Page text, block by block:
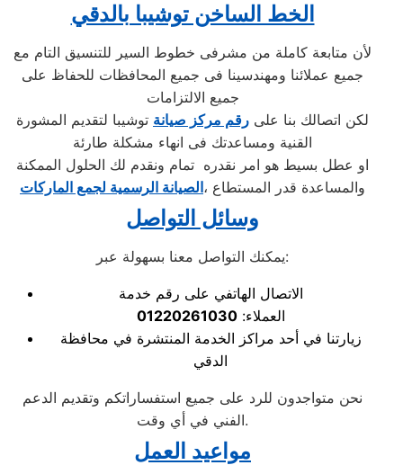
الخط الساخن توشيبا بالدقي
لأن متابعة كاملة من مشرفى خطوط السير للتنسيق التام مع
جميع عملائنا ومهندسينا فى جميع المحافظات للحفاظ على
جميع الالتزامات
لكن اتصالك بنا على رقم مركز صيانة توشيبا لتقديم المشورة
القنية ومساعدتك فى انهاء مشكلة طارئة
او عطل بسيط هو امر نقدره تمام ونقدم لك الحلول الممكنة
والمساعدة قدر المستطاع ،الصيانة الرسمية لجمع الماركات
وسائل التواصل
يمكنك التواصل معنا بسهولة عبر:
الاتصال الهاتفي على رقم خدمة
العملاء:01220261030
زيارتنا في أحد مراكز الخدمة المنتشرة في محافظة
الدقي
نحن متواجدون للرد على جميع استفساراتكم وتقديم الدعم
الفني في أي وقت.
مواعيد العمل